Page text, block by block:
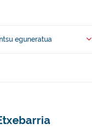
eguneratua